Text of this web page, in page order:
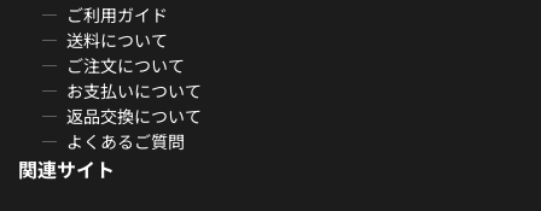
ご利用ガイド
送料について
ご注文について
お支払いについて
返品交換について
よくあるご質問
関連サイト